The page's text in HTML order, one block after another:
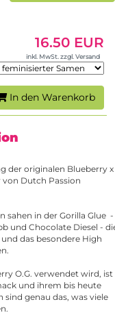
16.50 EUR
inkl. MwSt. zzgl. Versand
In den Warenkorb
der originalen Blueberry x
von Dutch Passion
sahen in der Gorilla Glue -
und Chocolate Diesel -
das besondere High
O.G. verwendet wird, ist
und ihrem bis heute
sind genau das, was viele